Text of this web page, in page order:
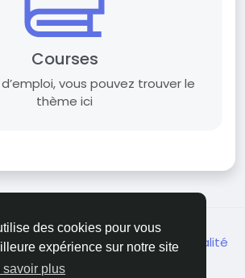
des cookies pour vous
expérience sur notre site
savoir plus
Courses
vous pouvez trouver le
thème ici
French
générale de vente Confidentialité
Annuaire